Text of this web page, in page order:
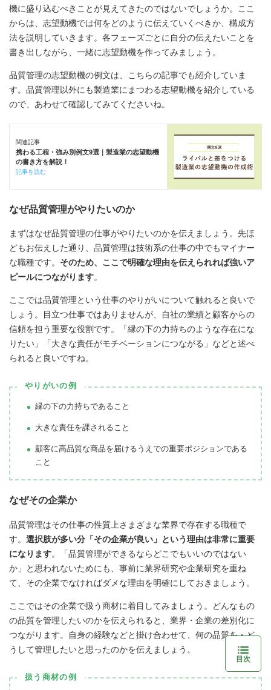
機に盛り込むべきことが見えてきたのではないでしょうか。ここ
からは、志望動機では何をどのように伝えていくべきか、構成方
法を説明していきます。各フェーズごとに自分の伝えたいことを
書き出しながら、一緒に志望動機を作ってみましょう。
品質管理の志望動機の例文は、こちらの記事でも紹介していま
す。品質管理以外にも製造業にまつわる志望動機を紹介している
ので、あわせて確認してみてくださいね。
関連記事
携わる工程・強み別例文9選｜製造業の志望動機
の書き方を解説！
記事を読む
なぜ品質管理がやりたいのか
まずはなぜ品質管理の仕事がやりたいのかを伝えましょう。先ほ
どもお伝えした通り、品質管理は技術系の仕事の中でもマイナー
な職種です。 そのため、ここで明確な理由を伝えられれば強いア
ピールにつながります。
ここでは品質管理という仕事のやりがいについて触れると良いで
しょう。目立つ仕事ではありませんが、自社の業績と顧客からの
信頼を担う重要な役割です。「縁の下の力持ちのような存在にな
りたい」「大きな責任がモチベーションにつながる」などと述べ
られると良いですね。
やりがいの例
縁の下の力持ちであること
大きな責任を課されること
顧客に高品質な商品を届けるうえでの重要ポジションである
こと
なぜその企業か
品質管理はその仕事の性質上さまざまな業界で存在する職種で
す。 選択肢が多い分「その企業が良い」という理由は非常に重要
になります。「品質管理ができるならどこでもいいのではない
か」と思われないためにも、事前に業界研究や企業研究を重ね
て、その企業でなければダメな理由を明確にしておきましょう。
ここではその企業で扱う商材に着目してみましょう。どんなもの
の品質を管理したいのかを伝えられると、業界・企業の差別化に
つながります。自身の経験などと掛け合わせて、何の品質を・ど
うして管理したいと思ったのかを伝えましょう。
扱う商材の例
目次